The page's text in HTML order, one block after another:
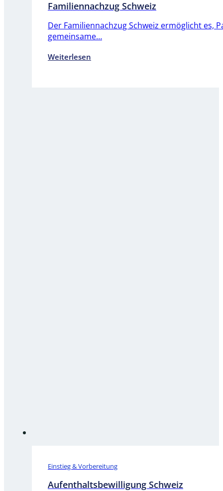
Familiennachzug Schweiz
Der Familiennachzug Schweiz ermöglicht es,
gemeinsame…
Weiterlesen
Einstieg & Vorbereitung
Aufenthaltsbewilligung Schweiz